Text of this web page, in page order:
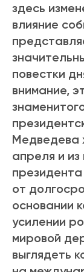
здесь
влияние
повестки
внимание,
Медведева
апреля и
от
основании
усилении
мировой
выглядеть